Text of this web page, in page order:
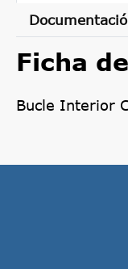
Ficha
Bucle Interior